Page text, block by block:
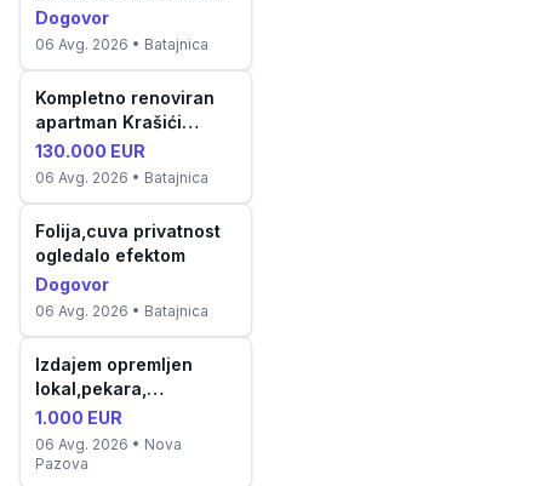
aku...
Dogovor
06 Avg. 2026 • Batajnica
Kompletno renoviran
apartman Krašići
(52m²)
130.000 EUR
06 Avg. 2026 • Batajnica
Folija,cuva privatnost
ogledalo efektom
Dogovor
06 Avg. 2026 • Batajnica
Izdajem opremljen
lokal,pekara,
proizvodnja kolača
1.000 EUR
06 Avg. 2026 • Nova
Pazova